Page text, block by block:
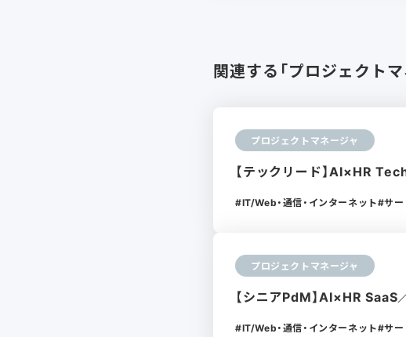
関連する「プロジェクト
プロジェクトマネージャ
【テックリード】AI×HR
IT/Web・通信・インターネット サー
プロジェクトマネージャ
【シニアPdM】AI×HR
IT/Web・通信・インターネット サー